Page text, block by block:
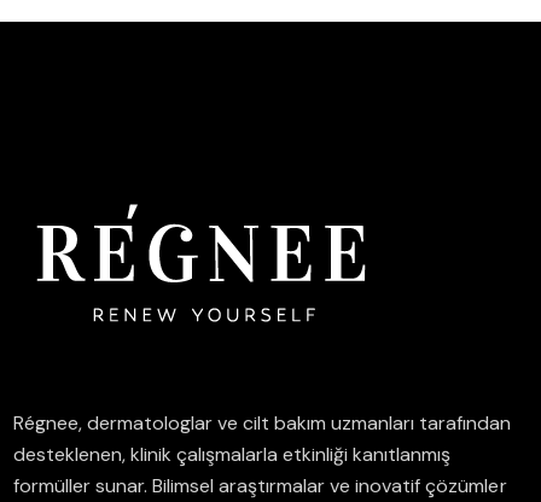
Régnee, dermatologlar ve cilt bakım uzmanları tarafından
desteklenen, klinik çalışmalarla etkinliği kanıtlanmış
formüller sunar.Bilimsel araştırmalar ve inovatif çözümler